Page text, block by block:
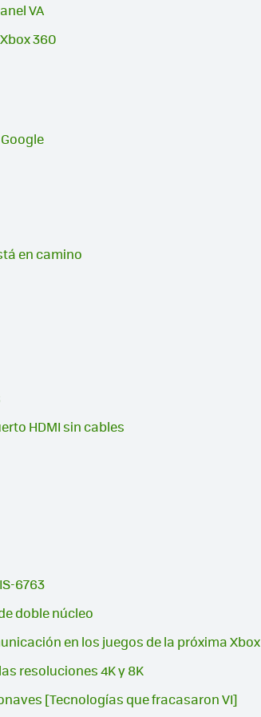
VA
360
en camino
HDMI sin cables
6763
doble núcleo
en los juegos de la próxima Xbox
resoluciones 4K y 8K
[Tecnologías que fracasaron VI]